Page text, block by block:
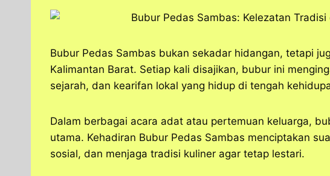
Bubur Pedas Sambas bukan sekadar hidangan, tetapi
Kalimantan Barat. Setiap kali disajikan, bubur ini
sejarah, dan kearifan lokal yang hidup di tengah
Dalam berbagai acara adat atau pertemuan keluarga,
utama. Kehadiran Bubur Pedas Sambas menciptakan
sosial, dan menjaga tradisi kuliner agar tetap lestari.